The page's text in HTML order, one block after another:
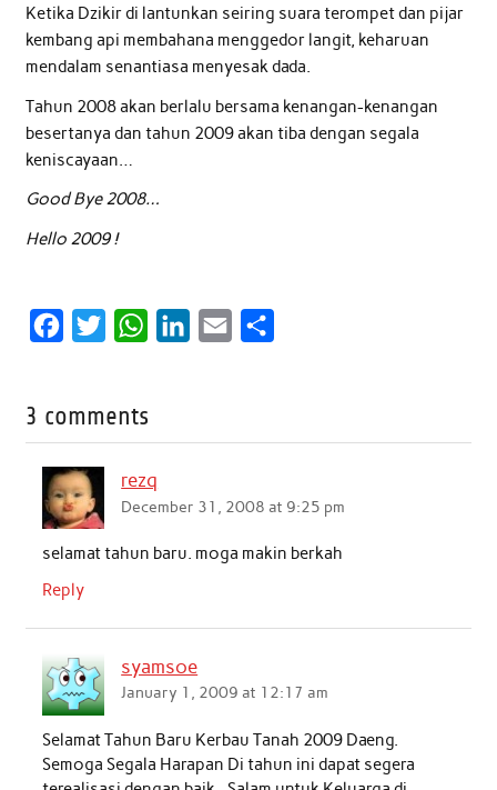
Ketika Dzikir di lantunkan seiring suara terompet dan pijar
kembang api membahana menggedor langit, keharuan
mendalam senantiasa menyesak dada.
Tahun 2008 akan berlalu bersama kenangan-kenangan
besertanya dan tahun 2009 akan tiba dengan segala
keniscayaan…
Good Bye 2008…
Hello 2009 !
e
o
o
k
t
W
t
A
p
n
3 comments
rezq
December 31, 2008 at 9:25 pm
selamat tahun baru. moga makin berkah
Reply
syamsoe
January 1, 2009 at 12:17 am
Selamat Tahun Baru Kerbau Tanah 2009 Daeng.
Semoga Segala Harapan Di tahun ini dapat segera